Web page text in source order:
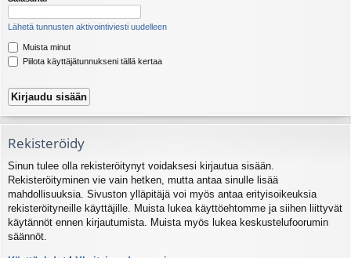
Lähetä tunnusten aktivointiviesti uudelleen
Muista minut
Piilota käyttäjätunnukseni tällä kertaa
Rekisteröidy
Sinun tulee olla rekisteröitynyt voidaksesi kirjautua sisään.
Rekisteröityminen vie vain hetken, mutta antaa sinulle lisää
mahdollisuuksia. Sivuston ylläpitäjä voi myös antaa erityisoikeuksia
rekisteröityneille käyttäjille. Muista lukea käyttöehtomme ja siihen liittyvät
käytännöt ennen kirjautumista. Muista myös lukea keskustelufoorumin
säännöt.